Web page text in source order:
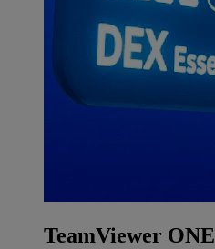
TeamViewer ONE